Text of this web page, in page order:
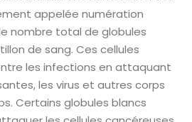
appelée numération
nombre total de globules
de sang. Ces cellules
les infections en attaquant
les virus et autres corps
Certains globules blancs